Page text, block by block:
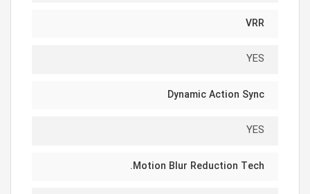
VRR
YES
Dynamic Action Sync
YES
Motion Blur Reduction Tech.